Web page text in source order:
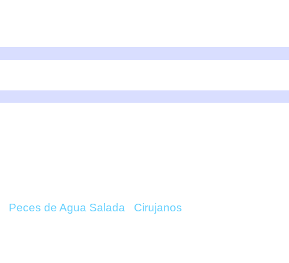
Peces de Agua Salada Cirujanos